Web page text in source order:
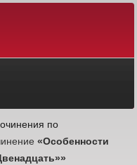
по
«Особенности